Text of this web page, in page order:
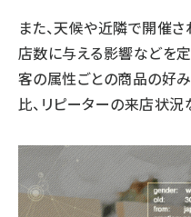
また、天候や近隣で開催
店数に与える影響などを
客の属性ごとの商品の好
比、リピーターの来店状況